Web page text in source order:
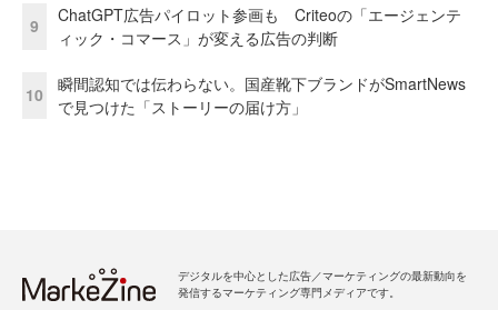
9
ChatGPT広告パイロット参画も Criteoの「エージェンテ
ィック・コマース」が変える広告の判断
10
瞬間認知では伝わらない。国産靴下ブランドがSmartNews
で見つけた「ストーリーの届け方」
デジタルを中心とした広告／マーケティングの最新動向を
発信するマーケティング専門メディアです。